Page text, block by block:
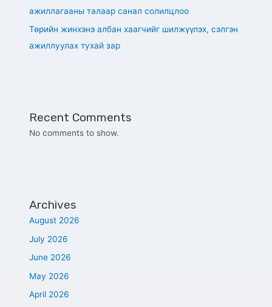
ажиллагааны талаар санал солилцлоо
Төрийн жинхэнэ албан хаагчийг шилжүүлэх, сэлгэн
ажиллуулах тухай зар
Recent Comments
No comments to show.
Archives
August 2026
July 2026
June 2026
May 2026
April 2026